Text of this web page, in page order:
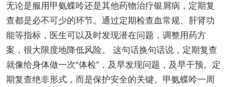
无论是服用甲氨蝶呤还是其他药物治疗银屑病，定期复
查都是必不可少的环节。通过定期检查血常规、肝肾功
能等指标，医生可以及时发现潜在问题，调整用药方
案，很大限度地降低风险。 这句话换句话说，定期复查
就像给身体做一次“体检”，及早发现问题，及早干预。定
期复查绝非形式，而是保护安全的关键。甲氨蝶呤一周